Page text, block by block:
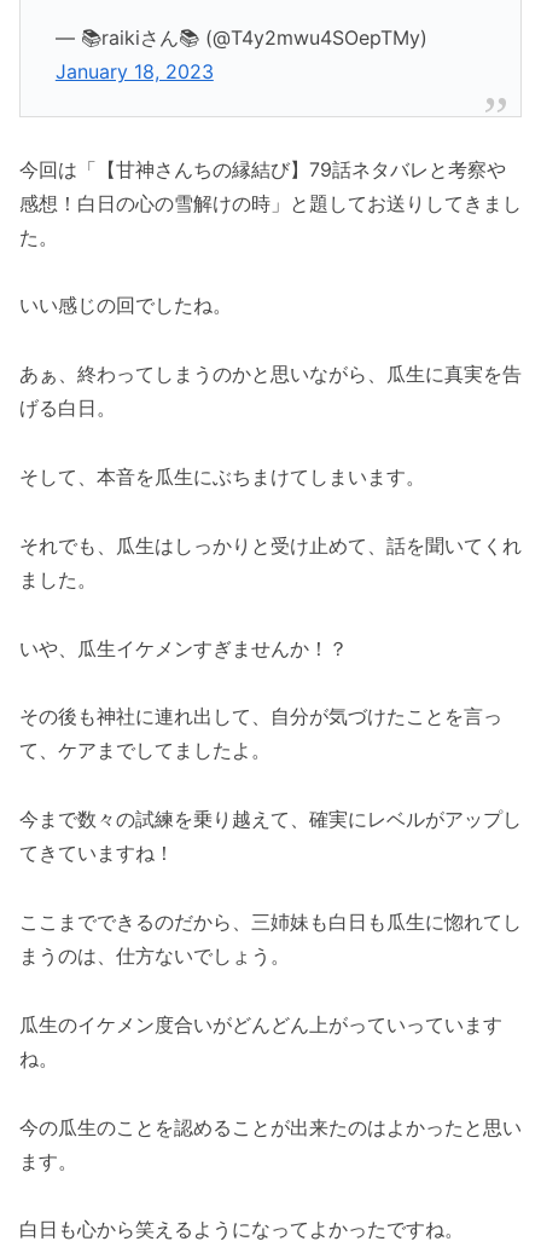
— 📚raikiさん📚 (@T4y2mwu4SOepTMy)
January 18, 2023
今回は「【甘神さんちの縁結び】79話ネタバレと考察や
感想！白日の心の雪解けの時」と題してお送りしてきまし
た。
いい感じの回でしたね。
あぁ、終わってしまうのかと思いながら、瓜生に真実を告
げる白日。
そして、本音を瓜生にぶちまけてしまいます。
それでも、瓜生はしっかりと受け止めて、話を聞いてくれ
ました。
いや、瓜生イケメンすぎませんか！？
その後も神社に連れ出して、自分が気づけたことを言っ
て、ケアまでしてましたよ。
今まで数々の試練を乗り越えて、確実にレベルがアップし
てきていますね！
ここまでできるのだから、三姉妹も白日も瓜生に惚れてし
まうのは、仕方ないでしょう。
瓜生のイケメン度合いがどんどん上がっていっています
ね。
今の瓜生のことを認めることが出来たのはよかったと思い
ます。
白日も心から笑えるようになってよかったですね。